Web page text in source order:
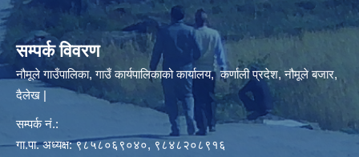
सम्पर्क विवरण
नौमूले गाउँपालिका, गाउँ कार्यपालिकाको कार्यालय, कर्णाली प्रदेश, नौमूले बजार,
दैलेख |
सम्पर्क नं.:
गा.पा. अध्यक्ष: ९८५८०६९०४०, ९८४८२०८९१६